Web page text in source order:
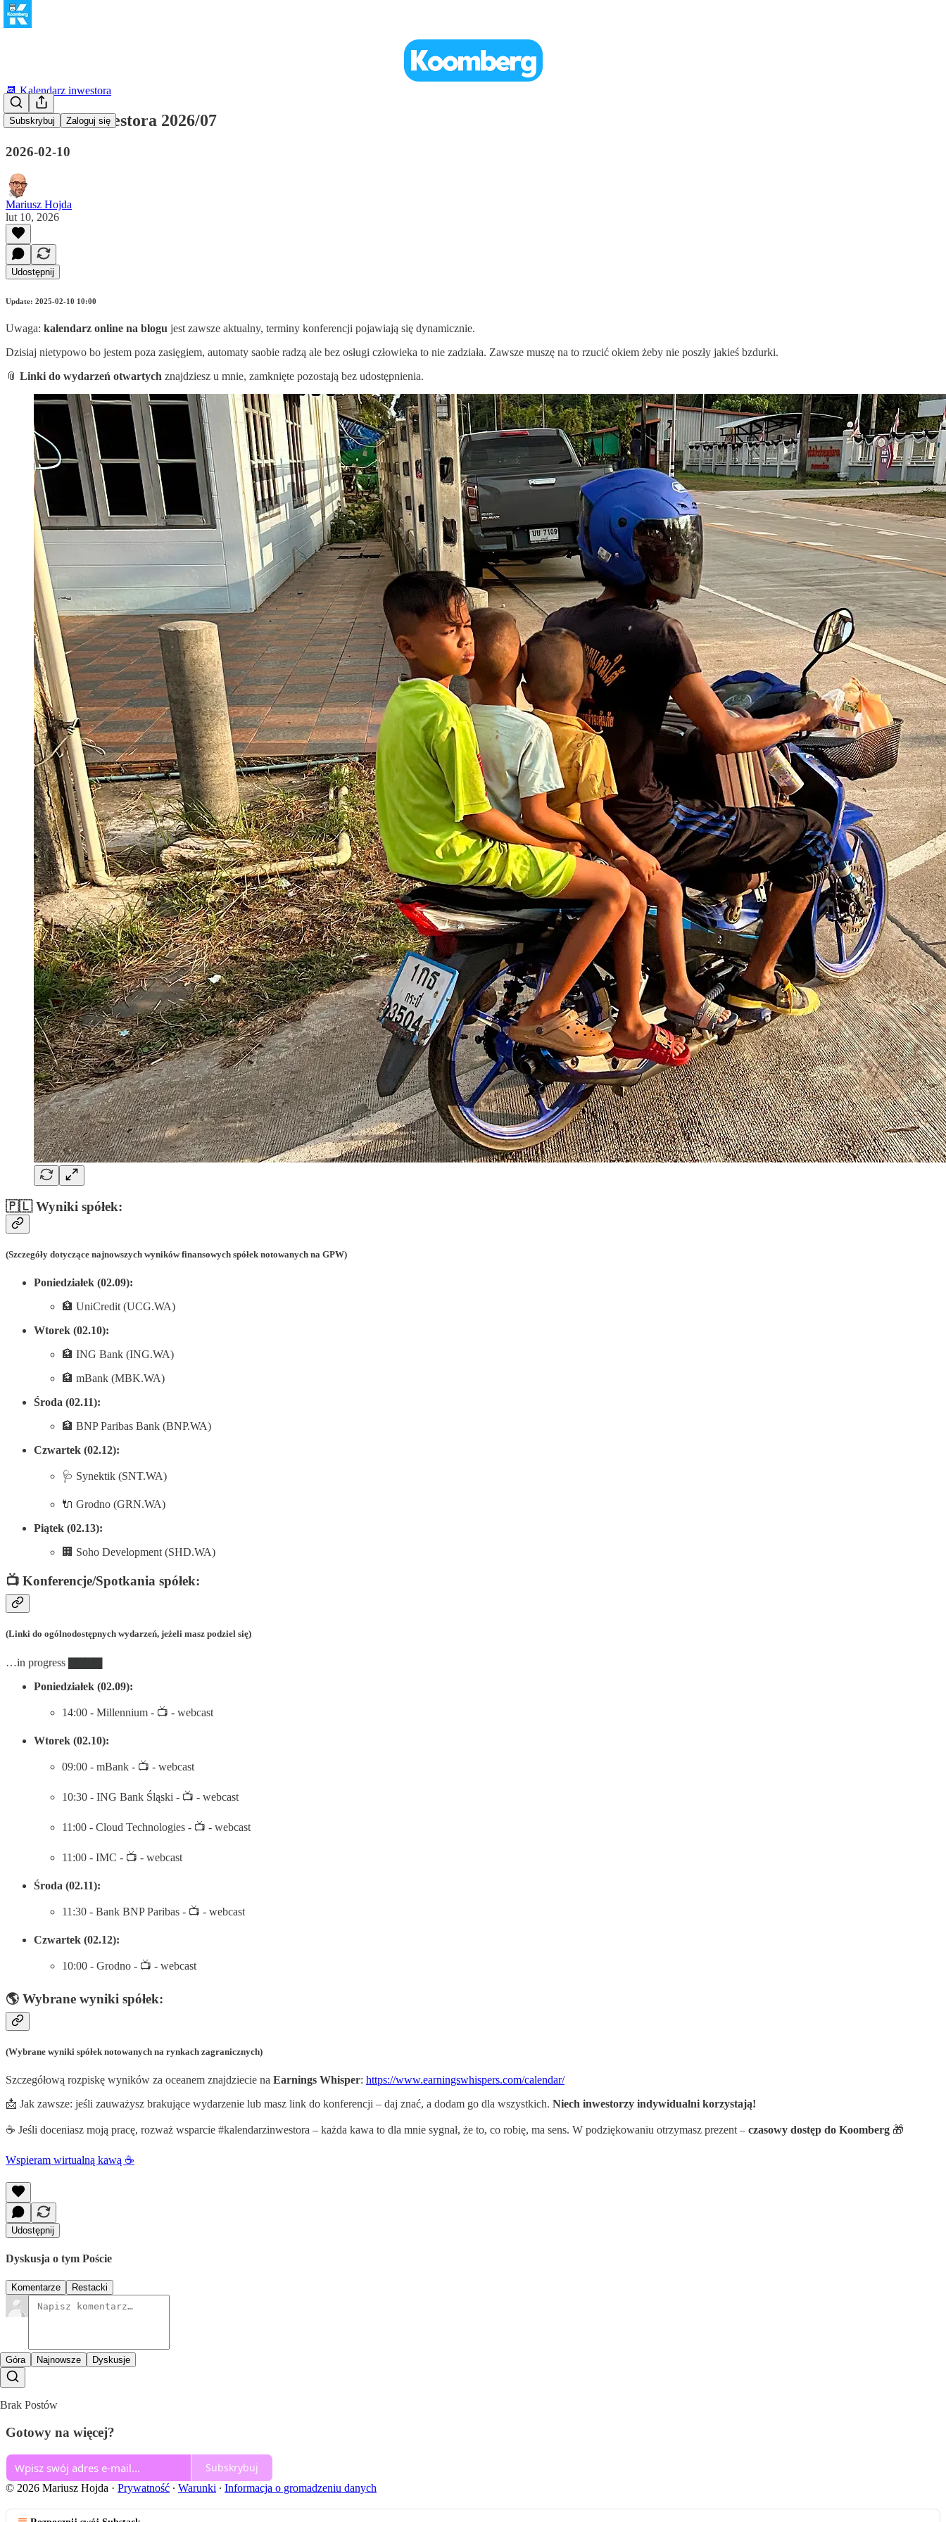
Subskrybuj Zaloguj się
📆 Kalendarz inwestora
Kalendarz inwestora 2026/07
2026-02-10
Mariusz Hojda
lut 10, 2026
Udostępnij
Update: 2025-02-10 10:00
Uwaga: kalendarz online na blogu jest zawsze aktualny, terminy konferencji pojawiają się dynamicznie.
Dzisiaj nietypowo bo jestem poza zasięgiem, automaty saobie radzą ale bez osługi człowieka to nie zadziała. Zawsze muszę na to rzucić okiem żeby nie poszły jakieś bzdurki.
📎 Linki do wydarzeń otwartych znajdziesz u mnie, zamknięte pozostają bez udostępnienia.
🇵🇱 Wyniki spółek:
(Szczegóły dotyczące najnowszych wyników finansowych spółek notowanych na GPW)
Poniedziałek (02.09):
🏦 UniCredit (UCG.WA)
Wtorek (02.10):
🏦 ING Bank (ING.WA)
🏦 mBank (MBK.WA)
Środa (02.11):
🏦 BNP Paribas Bank (BNP.WA)
Czwartek (02.12):
🩺 Synektik (SNT.WA)
🔌 Grodno (GRN.WA)
Piątek (02.13):
🏢 Soho Development (SHD.WA)
📺 Konferencje/Spotkania spółek:
(Linki do ogólnodostępnych wydarzeń, jeżeli masz podziel się)
…in progress ▇▇▇▇
Poniedziałek (02.09):
14:00 - Millennium - 📺 - webcast
Wtorek (02.10):
09:00 - mBank - 📺 - webcast
10:30 - ING Bank Śląski - 📺 - webcast
11:00 - Cloud Technologies - 📺 - webcast
11:00 - IMC - 📺 - webcast
Środa (02.11):
11:30 - Bank BNP Paribas - 📺 - webcast
Czwartek (02.12):
10:00 - Grodno - 📺 - webcast
🌎 Wybrane wyniki spółek:
(Wybrane wyniki spółek notowanych na rynkach zagranicznych)
Szczegółową rozpiskę wyników za oceanem znajdziecie na Earnings Whisper: https://www.earningswhispers.com/calendar/
📩 Jak zawsze: jeśli zauważysz brakujące wydarzenie lub masz link do konferencji – daj znać, a dodam go dla wszystkich. Niech inwestorzy indywidualni korzystają!
☕ Jeśli doceniasz moją pracę, rozważ wsparcie #kalendarzinwestora – każda kawa to dla mnie sygnał, że to, co robię, ma sens. W podziękowaniu otrzymasz prezent – czasowy dostęp do Koomberg 🎁
Wspieram wirtualną kawą ☕️
Udostępnij
Dyskusja o tym Poście
Komentarze Restacki
Góra Najnowsze Dyskusje
Brak Postów
Gotowy na więcej?
Subskrybuj
© 2026 Mariusz Hojda · Prywatność ∙ Warunki ∙ Informacja o gromadzeniu danych